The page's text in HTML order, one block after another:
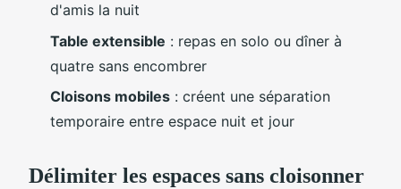
d'amis la nuit
Table extensible : repas en solo ou dîner à
quatre sans encombrer
Cloisons mobiles : créent une séparation
temporaire entre espace nuit et jour
Délimiter les espaces sans cloisonner